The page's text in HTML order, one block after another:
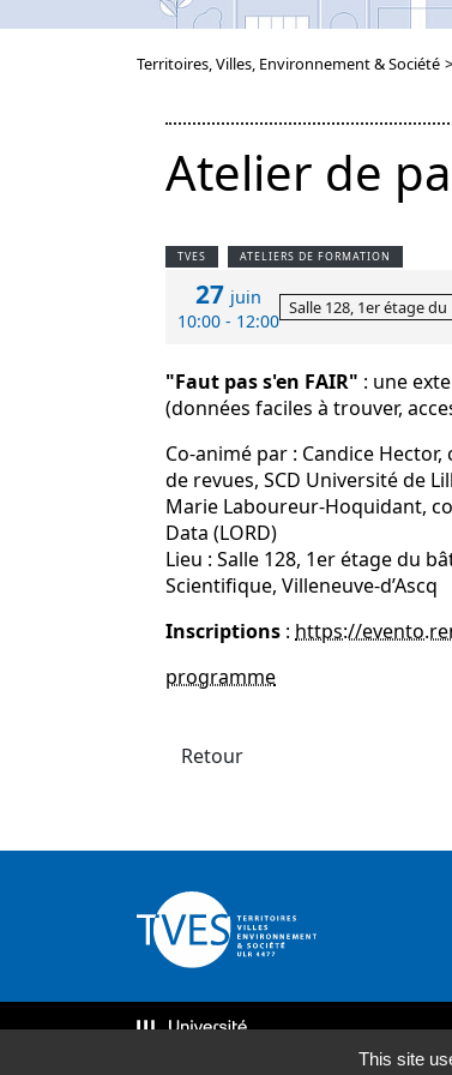
Territoires, Villes, Environnement & Société >
Atelier de
TVES ATELIERS DE FORMATION
27 juin
10:00 - 12:00
Salle 128, 1er étage
"Faut pas s'en FAIR" : une
(données faciles à trouver,
Co-animé par : Candice
de revues, SCD Université de
Marie Laboureur-Hoquidant,
Data (LORD)
Lieu : Salle 128, 1er étage du
Scientifique, Villeneuve-d’Ascq
Inscriptions : https://
programme
Retour
This site